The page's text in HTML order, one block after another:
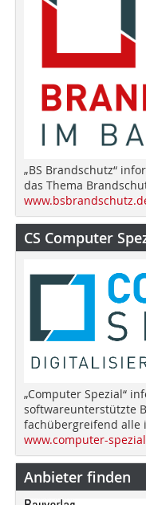
„BS Brandschutz“
das Thema
CS Computer
„Computer Spezial“
softwareunterstützte
fachübergreifend alle
www.computer-
Anbieter finden